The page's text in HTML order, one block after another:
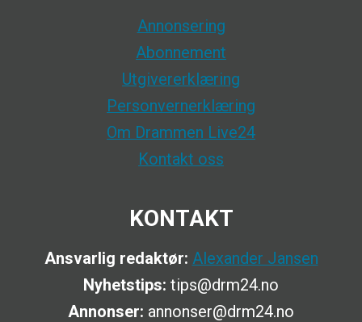
Annonsering
Abonnement
Utgivererklæring
Personvernerklæring
Om Drammen Live24
Kontakt oss
KONTAKT
Ansvarlig redaktør: Alexander Jansen
Nyhetstips: tips@drm24.no
Annonser: annonser@drm24.no